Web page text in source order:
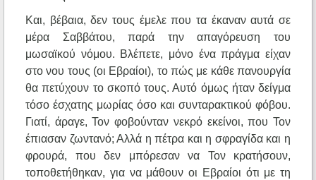
Και, βέβαια, δεν τους έμελε που τα έκαναν αυτά σε
μέρα Σαββάτου, παρά την απαγόρευση του
μωσαϊκού νόμου. Βλέπετε, μόνο ένα πράγμα είχαν
στο νου τους (οι Εβραίοι), το πώς με κάθε πανουργία
θα πετύχουν το σκοπό τους. Αυτό όμως ήταν δείγμα
τόσο έσχατης μωρίας όσο και συνταρακτικού φόβου.
Γιατί, άραγε, Τον φοβούνταν νεκρό εκείνοι, που Τον
έπιασαν ζωντανό; Αλλά η πέτρα και η σφραγίδα και η
φρουρά, που δεν μπόρεσαν να Τον κρατήσουν,
τοποθετήθηκαν, για να μάθουν οι Εβραίοι ότι με τη